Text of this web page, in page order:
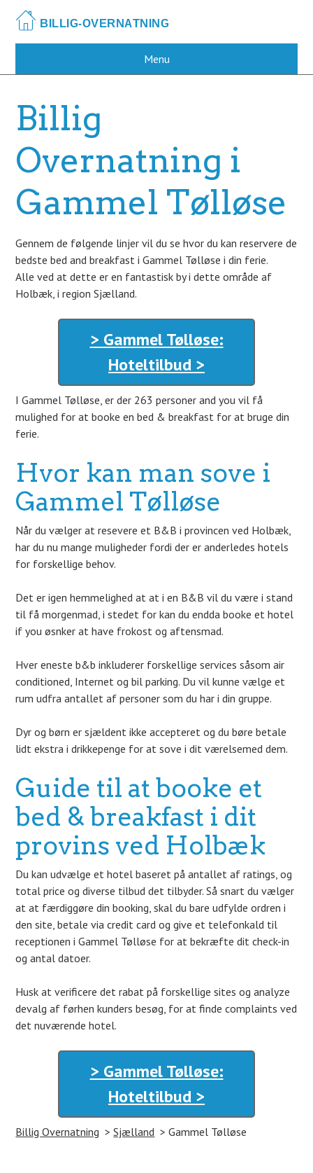
main
Menu
Billig
Overnatning i
Gammel Tølløse
Gennem de følgende linjer vil du se hvor du kan reservere de
bedste bed and breakfast i Gammel Tølløse i din ferie.
Alle ved at dette er en fantastisk by i dette område af
Holbæk, i region Sjælland.
> Gammel Tølløse:
Hoteltilbud >
I Gammel Tølløse, er der 263 personer and you vil få
mulighed for at booke en bed & breakfast for at bruge din
ferie.
Hvor kan man sove i
Gammel Tølløse
Når du vælger at resevere et B&B i provincen ved Holbæk,
har du nu mange muligheder fordi der er anderledes hotels
for forskellige behov.
Det er igen hemmelighed at at i en B&B vil du være i stand
til få morgenmad, i stedet for kan du endda booke et hotel
if you øsnker at have frokost og aftensmad.
Hver eneste b&b inkluderer forskellige services såsom air
conditioned, Internet og bil parking. Du vil kunne vælge et
rum udfra antallet af personer som du har i din gruppe.
Dyr og børn er sjældent ikke accepteret og du børe betale
lidt ekstra i drikkepenge for at sove i dit værelsemed dem.
Guide til at booke et
bed & breakfast i dit
provins ved Holbæk
Du kan udvælge et hotel baseret på antallet af ratings, og
total price og diverse tilbud det tilbyder. Så snart du vælger
at at færdiggøre din booking, skal du bare udfylde ordren i
den site, betale via credit card og give et telefonkald til
receptionen i Gammel Tølløse for at bekræfte dit check-in
og antal datoer.
Husk at verificere det rabat på forskellige sites og analyze
devalg af førhen kunders besøg, for at finde complaints ved
det nuværende hotel.
> Gammel Tølløse:
Hoteltilbud >
Billig Overnatning Sjælland Gammel Tølløse